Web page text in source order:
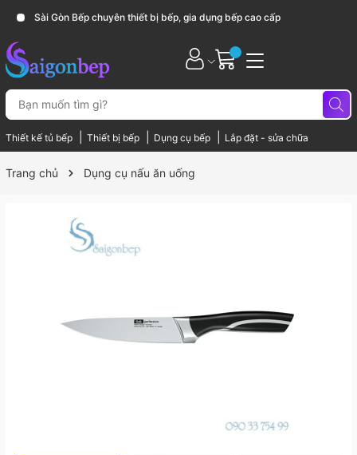
Sài Gòn Bếp chuyên thiết bị bếp, gia dụng bếp cao cấp
Thiết kế tủ bếp Thiết bị bếp Dụng cụ bếp Lắp đặt - sửa chữa
Trang chủ Dụng cụ nấu ăn uống